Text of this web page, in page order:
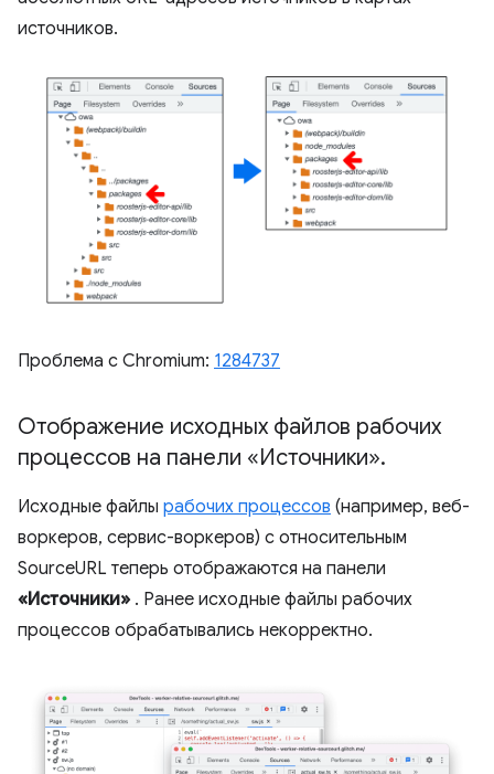
источников.
Проблема с Chromium: 1284737
Отображение исходных файлов рабочих
процессов на панели «Источники».
Исходные файлы рабочих процессов (например, веб-
воркеров, сервис-воркеров) с относительным
SourceURL теперь отображаются на панели
«Источники» . Ранее исходные файлы рабочих
процессов обрабатывались некорректно.